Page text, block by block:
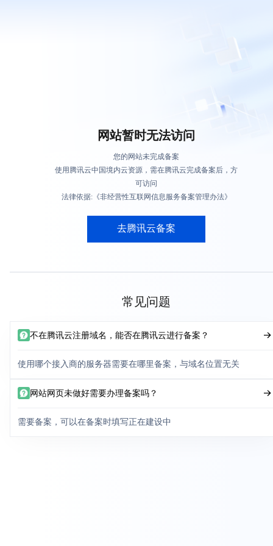
网站暂时无法访问
您的网站未完成备案
使用腾讯云中国境内云资源，需在腾讯云完成备案后，方
可访问
法律依据:《非经营性互联网信息服务备案管理办法》
去腾讯云备案
常见问题
不在腾讯云注册域名，能否在腾讯云进行备案？
使用哪个接入商的服务器需要在哪里备案，与域名位置无关
网站网页未做好需要办理备案吗？
需要备案，可以在备案时填写正在建设中